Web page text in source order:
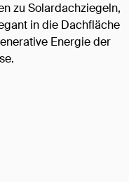
zu Solardachziegeln,
in die Dachfläche
Energie der